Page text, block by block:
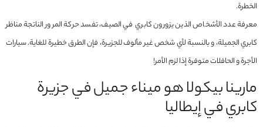
الخطرة.
معرفة عدد الأشخاص الذين يزورون كابري في الصيف، تفسد حركة المرور الناتجة مناظر
كابري الجميلة، و بالنسبة لأي شخص غير مألوف للجزيرة، فإن الطرق خطيرة للغاية. سيارات
الأجرة و الحافلات متوفرة إذا لزم الأمر!
مارينا بيكولا هو ميناء جميل في جزيرة
كابري في إيطاليا